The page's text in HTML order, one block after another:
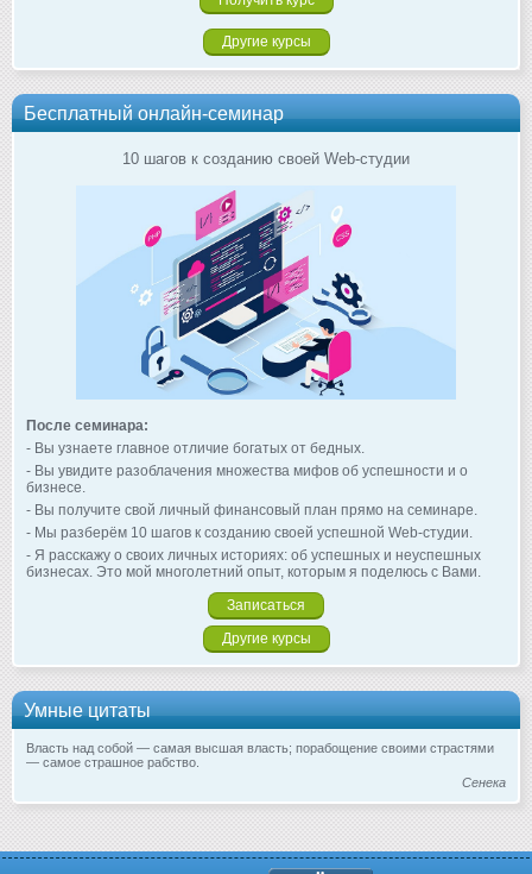
Другие курсы
Бесплатный онлайн-семинар
10 шагов к созданию своей Web-студии
После семинара:
- Вы узнаете главное отличие богатых от бедных.
- Вы увидите разоблачения множества мифов об успешности и о
бизнесе.
- Вы получите свой личный финансовый план прямо на семинаре.
- Мы разберём 10 шагов к созданию своей успешной Web-студии.
- Я расскажу о своих личных историях: об успешных и неуспешных
бизнесах. Это мой многолетний опыт, которым я поделюсь с Вами.
Записаться
Другие курсы
Умные цитаты
Власть над собой — самая высшая власть; порабощение своими страстями
— самое страшное рабство.
Сенека